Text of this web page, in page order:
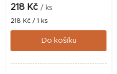
218 Kč / ks
Měrná
cena:
218 Kč / 1 ks
Do košíku